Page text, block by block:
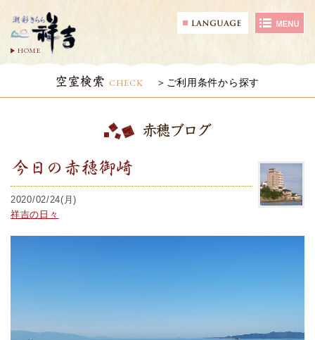
HOME
空室検索 CHECK ご利用条件から探す
赤穂ブログ
今日の赤穂御崎
2020/02/24(月)
祥吉の日々